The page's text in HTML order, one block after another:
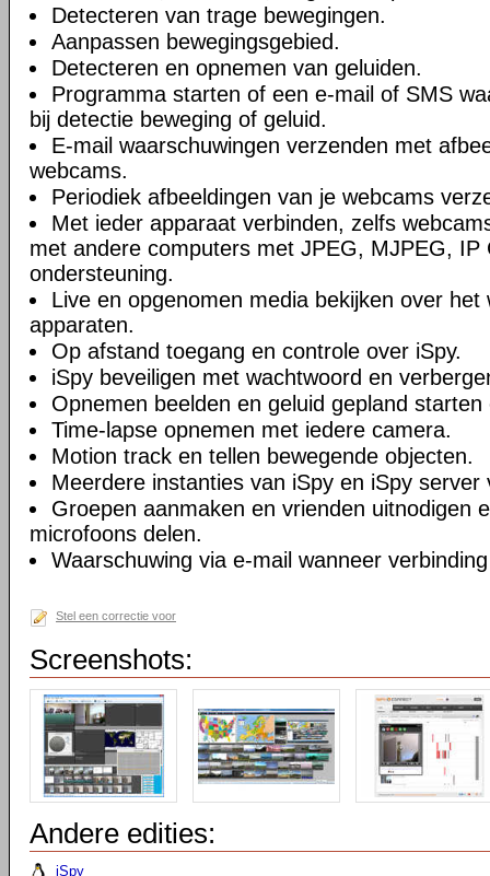
Detecteren van trage bewegingen.
Aanpassen bewegingsgebied.
Detecteren en opnemen van geluiden.
Programma starten of een e-mail of SMS
bij detectie beweging of geluid.
E-mail waarschuwingen verzenden met
webcams.
Periodiek afbeeldingen van je webcams
Met ieder apparaat verbinden, zelfs
met andere computers met JPEG, MJPEG, IP
ondersteuning.
Live en opgenomen media bekijken over het
apparaten.
Op afstand toegang en controle over iSpy.
iSpy beveiligen met wachtwoord en
Opnemen beelden en geluid gepland
Time-lapse opnemen met iedere camera.
Motion track en tellen bewegende objecten.
Meerdere instanties van iSpy en iSpy server
Groepen aanmaken en vrienden uitnodigen
microfoons delen.
Waarschuwing via e-mail wanneer
Stel een correctie voor
Screenshots:
Andere edities:
iSpy